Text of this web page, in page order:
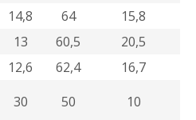
14,8 64
15,8
13 60,5
20,5
12,6 62,4
16,7
30 50
10